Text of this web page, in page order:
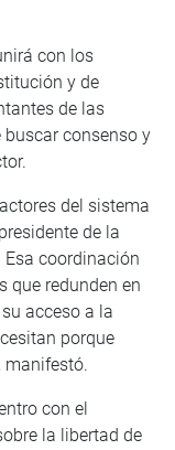
con los
y de
de las
consenso y
del sistema
de la
Esa coordinación
que redunden en
acceso a la
porque
manifestó.
con el
la libertad de